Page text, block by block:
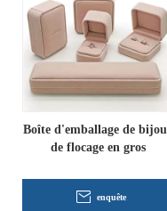
Boîte d'emballage de
de flocage en gros
enquête